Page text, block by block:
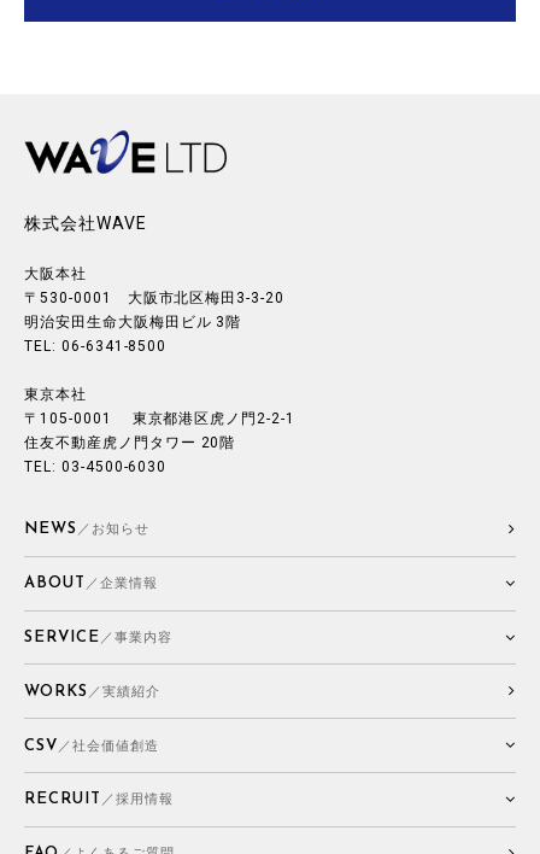
株式会社WAVE
大阪本社
〒530-0001 大阪市北区梅田3-3-20
明治安田生命大阪梅田ビル 3階
TEL: 06-6341-8500
東京本社
〒105-0001 東京都港区虎ノ門2-2-1
住友不動産虎ノ門タワー 20階
TEL: 03-4500-6030
NEWS ／お知らせ
ABOUT ／企業情報
SERVICE ／事業内容
WORKS ／実績紹介
CSV ／社会価値創造
RECRUIT ／採用情報